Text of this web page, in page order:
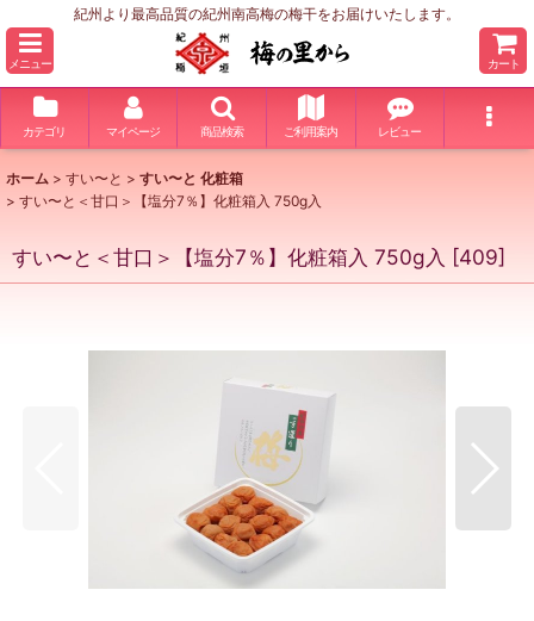
紀州より最高品質の紀州南高梅の梅干をお届けいたします。
メニュー カート
カテゴリ マイページ 商品検索 ご利用案内 レビュー
ホーム > すい〜と > すい〜と 化粧箱
> すい〜と＜甘口＞【塩分7％】化粧箱入 750g入
すい〜と＜甘口＞【塩分7％】化粧箱入 750g入 [409]